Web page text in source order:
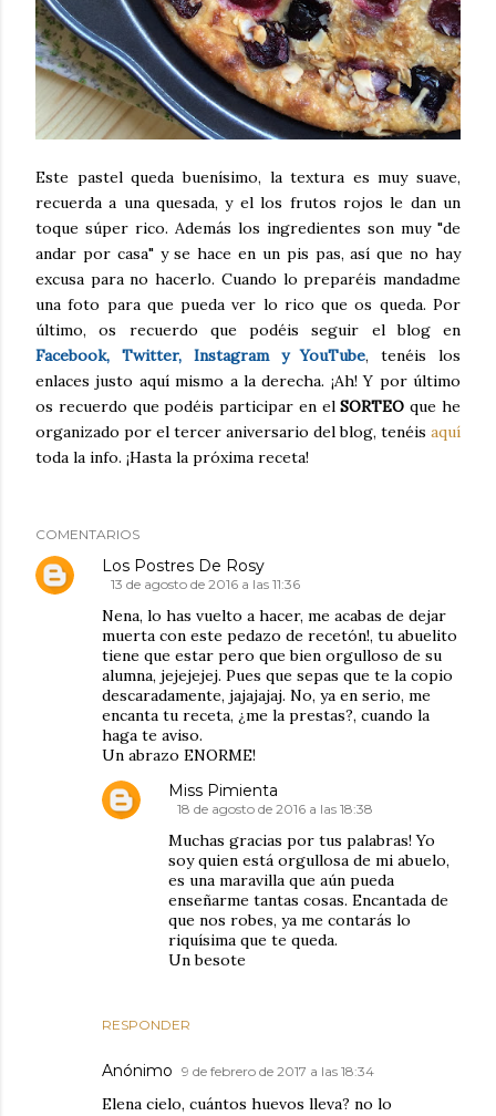
Este pastel queda buenísimo, la textura es muy suave,
recuerda a una quesada, y el los frutos rojos le dan un
toque súper rico. Además los ingredientes son muy "de
andar por casa" y se hace en un pis pas, así que no hay
excusa para no hacerlo. Cuando lo preparéis mandadme
una foto para que pueda ver lo rico que os queda. Por
último, os recuerdo que podéis seguir el blog en
Facebook, Twitter, Instagram y YouTube, tenéis los
enlaces justo aquí mismo a la derecha. ¡Ah! Y por último
os recuerdo que podéis participar en elSORTEO que he
organizado por el tercer aniversario del blog, tenéis aquí
toda la info. ¡Hasta la próxima receta!
COMENTARIOS
Los Postres De Rosy
13 de agosto de 2016 a las 11:36
Nena, lo has vuelto a hacer, me acabas de dejar
muerta con este pedazo de recetón!, tu abuelito
tiene que estar pero que bien orgulloso de su
alumna, jejejejej. Pues que sepas que te la copio
descaradamente, jajajajaj. No, ya en serio, me
encanta tu receta, ¿me la prestas?, cuando la
haga te aviso.
Un abrazo ENORME!
RESPONDER
Miss Pimienta
18 de agosto de 2016 a las 18:38
Muchas gracias por tus palabras! Yo
soy quien está orgullosa de mi abuelo,
es una maravilla que aún pueda
enseñarme tantas cosas. Encantada de
que nos robes, ya me contarás lo
riquísima que te queda.
Un besote
Anónimo 9 de febrero de 2017 a las 18:34
Elena cielo, cuántos huevos lleva? no lo